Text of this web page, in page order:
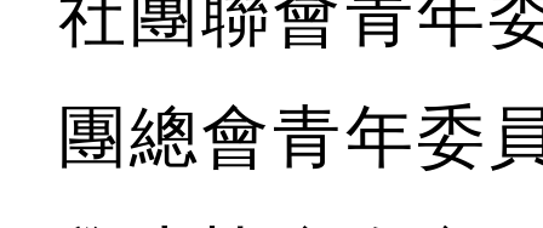
社團聯會青年
團總會青年委